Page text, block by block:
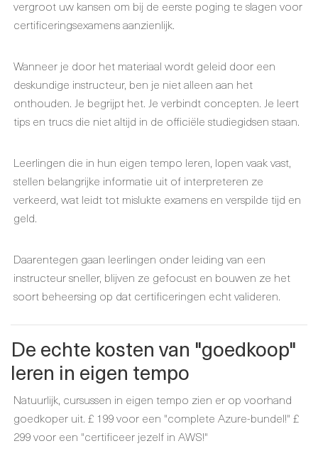
vergroot uw kansen om bij de eerste poging te slagen voor
certificeringsexamens aanzienlijk.
Wanneer je door het materiaal wordt geleid door een
deskundige instructeur, ben je niet alleen aan het
onthouden. Je begrijpt het. Je verbindt concepten. Je leert
tips en trucs die niet altijd in de officiële studiegidsen staan.
Leerlingen die in hun eigen tempo leren, lopen vaak vast,
stellen belangrijke informatie uit of interpreteren ze
verkeerd, wat leidt tot mislukte examens en verspilde tijd en
geld.
Daarentegen gaan leerlingen onder leiding van een
instructeur sneller, blijven ze gefocust en bouwen ze het
soort beheersing op dat certificeringen echt valideren.
De echte kosten van "goedkoop"
leren in eigen tempo
Natuurlijk, cursussen in eigen tempo zien er op voorhand
goedkoper uit. £ 199 voor een "complete Azure-bundel!" £
299 voor een "certificeer jezelf in AWS!"